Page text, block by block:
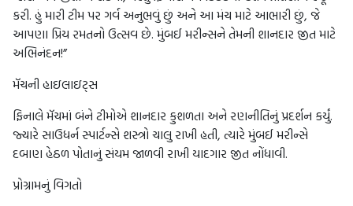
કરી. હું મારી ટીમ પર ગર્વ અનુભવું છું અને આ મંચ માટે આભારી છું, જે
આપણા પ્રિય રમતનો ઉત્સવ છે. મુંબઈ મરીન્સને તેમની શાનદાર જીત માટે
અભિનંદન!”
મૅચની હાઇલાઇટ્સ
ફિનાલે મૅચમાં બંને ટીમોએ શાનદાર કુશળતા અને રણનીતિનું પ્રદર્શન કર્યું.
જ્યારે સાઉધર્ન સ્પાર્ટન્સે શસ્ત્રો ચાલુ રાખી હતી, ત્યારે મુંબઈ મરીન્સે
દબાણ હેઠળ પોતાનું સંયમ જાળવી રાખી યાદગાર જીત નોંધાવી.
પ્રોગ્રામનું વિગતો